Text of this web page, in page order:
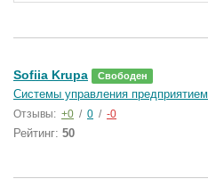
Sofiia Krupa Свободен
Системы управления предприятием
Отзывы: +0 / 0 / -0
Рейтинг: 50